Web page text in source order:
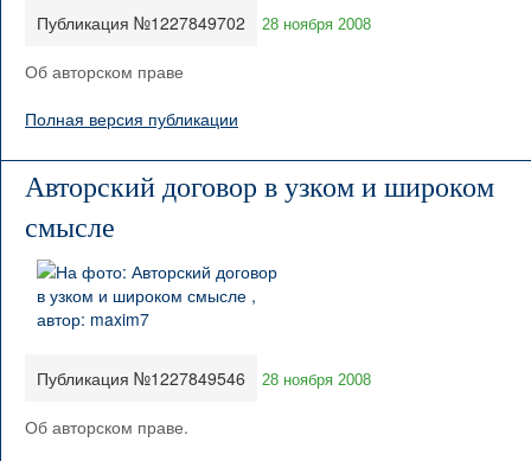
Публикация №1227849702 28 ноября 2008
Об авторском праве
Полная версия публикации
Авторский договор в узком и широком
смысле
Публикация №1227849546 28 ноября 2008
Об авторском праве.